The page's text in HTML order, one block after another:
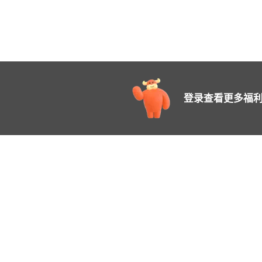
登录查看更多福